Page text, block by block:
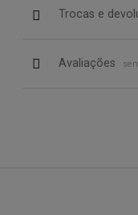
Trocas e
Avaliações